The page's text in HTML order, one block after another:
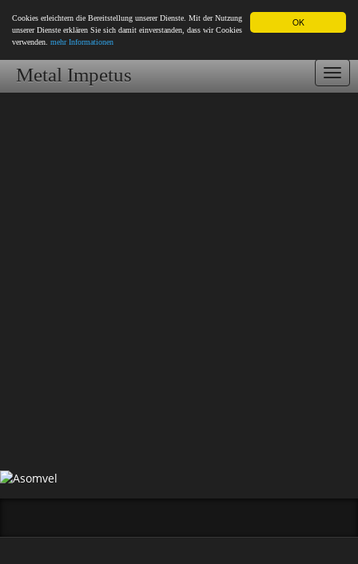
OK
Cookies erleichtern die Bereitstellung unserer Dienste. Mit der Nutzung
unserer Dienste erklären Sie sich damit einverstanden, dass wir Cookies
verwenden. mehr Informationen
Metal Impetus